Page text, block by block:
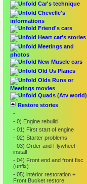
Car's technique
Chevelle's
informations
Friend's cars
Heart car's stories
Meetings and
photos
New Muscle cars
Old Us Planes
Olds Runs or
Meetings movies
Quads (Atv world)
Restore stories
-
- 0) Engine rebuild
- 01) First start of engine
- 02) Starter problems
- 03) Order and Flywheel
install
- 04) Front end and front fisc
(unfix)
- 05) intérior restoration +
Front Bucket restore